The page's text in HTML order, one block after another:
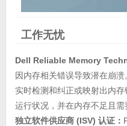
工作无忧
Dell Reliable Memory
因内存相关错误导致潜在崩
实时检测和纠正或映射出内
运行状况，并在内存不足且需
独立软件供应商 (ISV) 认证：